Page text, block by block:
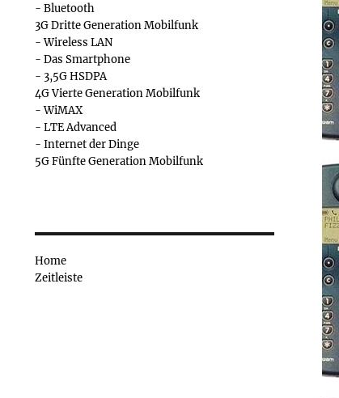
- Bluetooth
3G Dritte Generation Mobilfunk
- Wireless LAN
- Das Smartphone
- 3,5G HSDPA
4G Vierte Generation Mobilfunk
- WiMAX
- LTE Advanced
- Internet der Dinge
5G Fünfte Generation Mobilfunk
Home
Zeitleiste